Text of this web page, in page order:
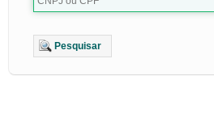
Pesquisar